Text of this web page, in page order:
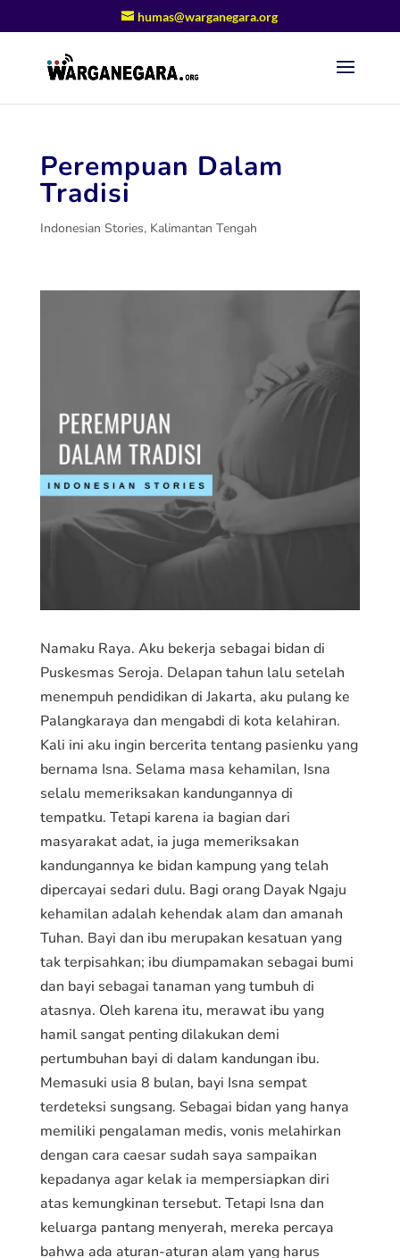
humas@warganegara.org
Perempuan Dalam
Tradisi
Indonesian Stories, Kalimantan Tengah
Namaku Raya. Aku bekerja sebagai bidan di
Puskesmas Seroja. Delapan tahun lalu setelah
menempuh pendidikan di Jakarta, aku pulang ke
Palangkaraya dan mengabdi di kota kelahiran.
Kali ini aku ingin bercerita tentang pasienku yang
bernama Isna. Selama masa kehamilan, Isna
selalu memeriksakan kandungannya di
tempatku. Tetapi karena ia bagian dari
masyarakat adat, ia juga memeriksakan
kandungannya ke bidan kampung yang telah
dipercayai sedari dulu. Bagi orang Dayak Ngaju
kehamilan adalah kehendak alam dan amanah
Tuhan. Bayi dan ibu merupakan kesatuan yang
tak terpisahkan; ibu diumpamakan sebagai bumi
dan bayi sebagai tanaman yang tumbuh di
atasnya. Oleh karena itu, merawat ibu yang
hamil sangat penting dilakukan demi
pertumbuhan bayi di dalam kandungan ibu.
Memasuki usia 8 bulan, bayi Isna sempat
terdeteksi sungsang. Sebagai bidan yang hanya
memiliki pengalaman medis, vonis melahirkan
dengan cara caesar sudah saya sampaikan
kepadanya agar kelak ia mempersiapkan diri
atas kemungkinan tersebut. Tetapi Isna dan
keluarga pantang menyerah, mereka percaya
bahwa ada aturan-aturan alam yang harus